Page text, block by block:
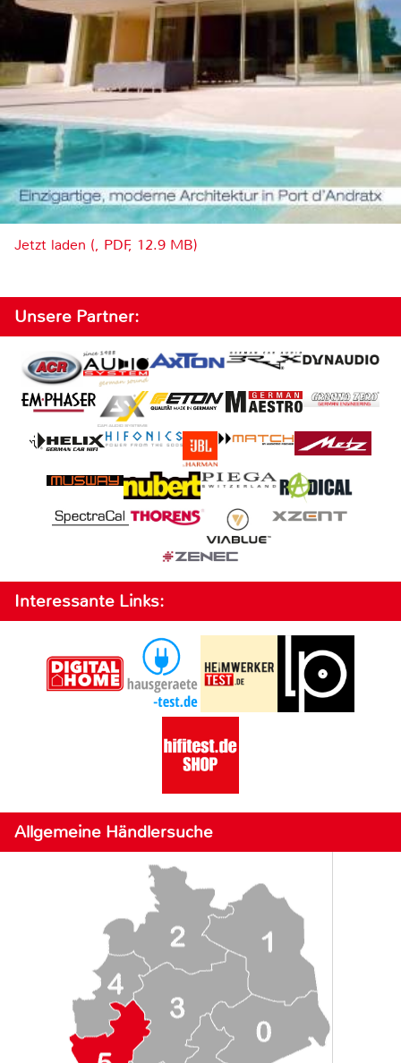
Jetzt laden (, PDF, 12.9 MB)
Unsere Partner:
Interessante Links:
Allgemeine Händlersuche